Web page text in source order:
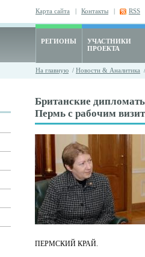
Карта сайта | Контакты | RSS
РЕГИОНЫ
УЧАСТНИКИ
ПРОЕКТА
На главную / Новости & Аналитика
Британские
Пермь с рабочим
ПЕРМСКИЙ КРАЙ.